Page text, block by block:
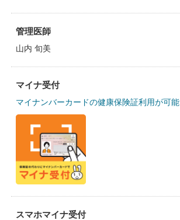
管理医師
山内 旬美
マイナ受付
マイナンバーカードの健康保険証利用が可能
スマホマイナ受付